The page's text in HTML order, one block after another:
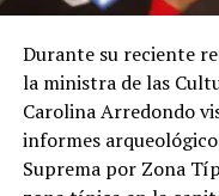
Durante su reciente
la ministra de las
Carolina Arredondo
informes
Suprema por Zona